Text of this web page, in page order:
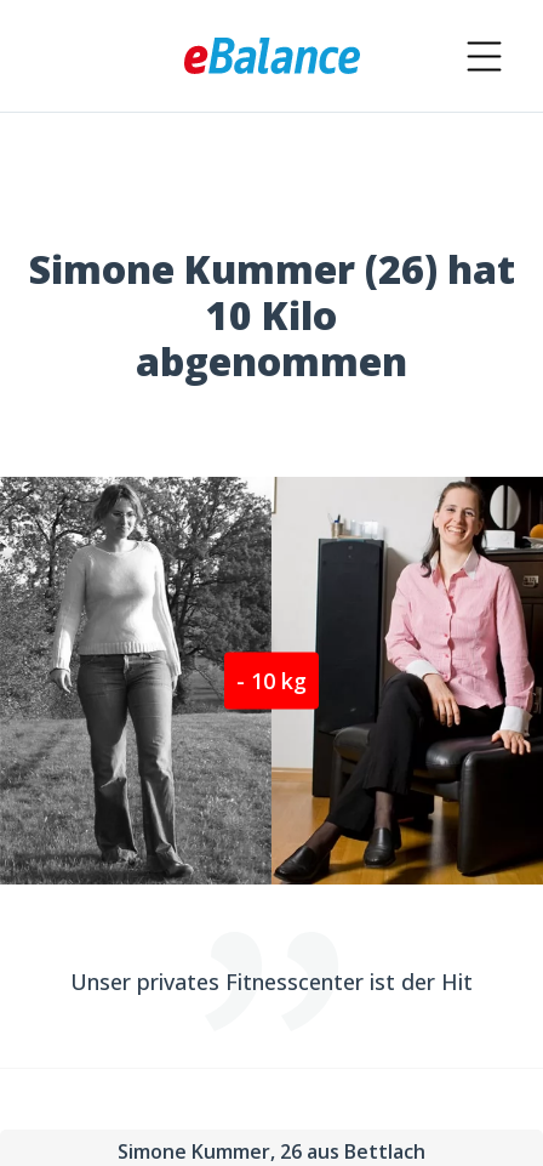
Simone Kummer (26) hat
10 Kilo
abgenommen
- 10 kg
Unser privates Fitnesscenter ist der Hit
Simone Kummer, 26 aus Bettlach